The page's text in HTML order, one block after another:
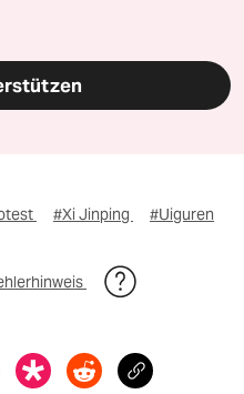
#Xi Jinping #Uiguren